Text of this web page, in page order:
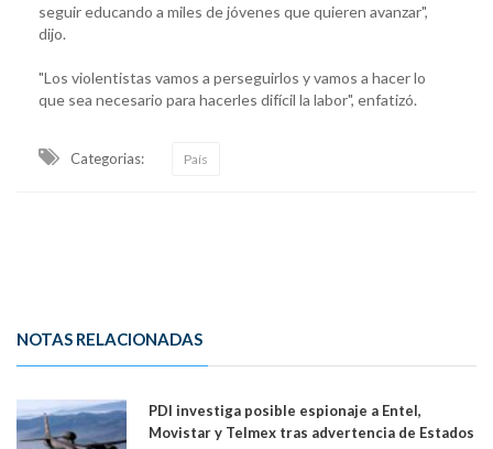
seguir educando a miles de jóvenes que quieren avanzar",
dijo.
"Los violentistas vamos a perseguirlos y vamos a hacer lo
que sea necesario para hacerles difícil la labor", enfatizó.
Categorias: País
NOTAS RELACIONADAS
PDI investiga posible espionaje a Entel,
Movistar y Telmex tras advertencia de Estados